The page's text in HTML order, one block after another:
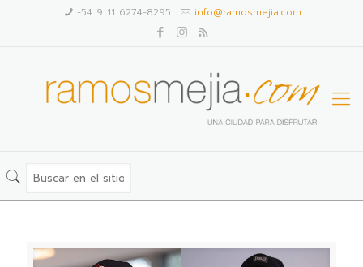
+54 9 11 6274-8295 info@ramosmejia.com